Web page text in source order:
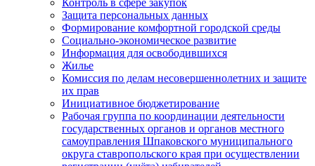
Контроль в сфере закупок
Защита персональных данных
Формирование комфортной городской среды
Социально-экономическое развитие
Информация для освободившихся
Жилье
Комиссия по делам несовершеннолетних и защите
их прав
Инициативное бюджетирование
Рабочая группа по координации деятельности
государственных органов и органов местного
самоуправления Шпаковского муниципального
округа ставропольского края при осуществлении